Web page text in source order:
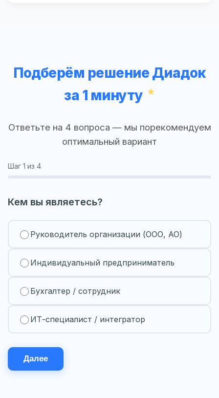
Подберём решение Диадок
за 1 минуту
Ответьте на 4 вопроса — мы порекомендуем
оптимальный вариант
Шаг 1 из 4
Кем вы являетесь?
Руководитель организации (ООО, АО)
Индивидуальный предприниматель
Бухгалтер / сотрудник
ИТ-специалист / интегратор
Далее